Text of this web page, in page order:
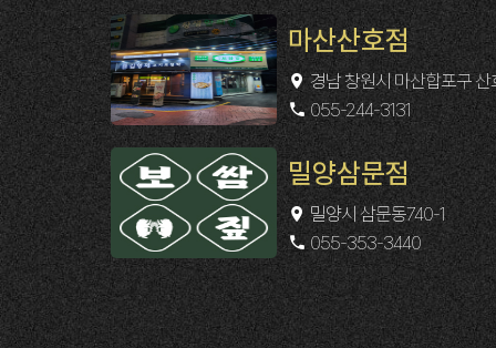
마산산호점
경남 창원시 마산합포구 산
055-244-3131
밀양삼문점
밀양시 삼문동740-1
055-353-3440